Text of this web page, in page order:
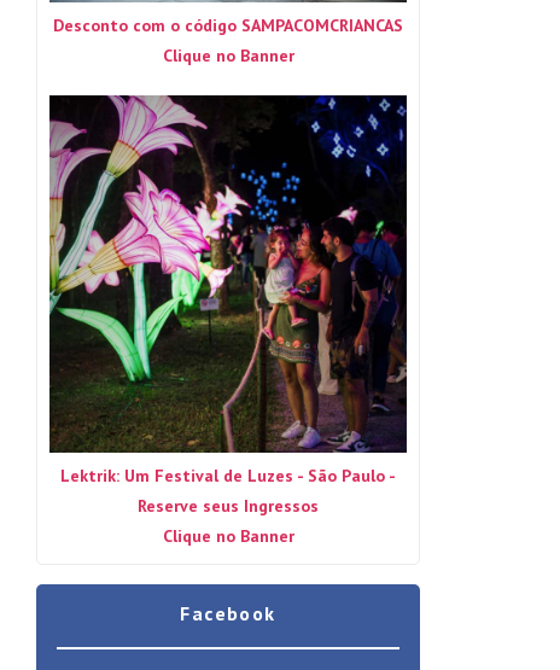
Desconto com o código SAMPACOMCRIANCAS
Clique no Banner
Lektrik: Um Festival de Luzes - São Paulo -
Reserve seus Ingressos
Clique no Banner
Facebook